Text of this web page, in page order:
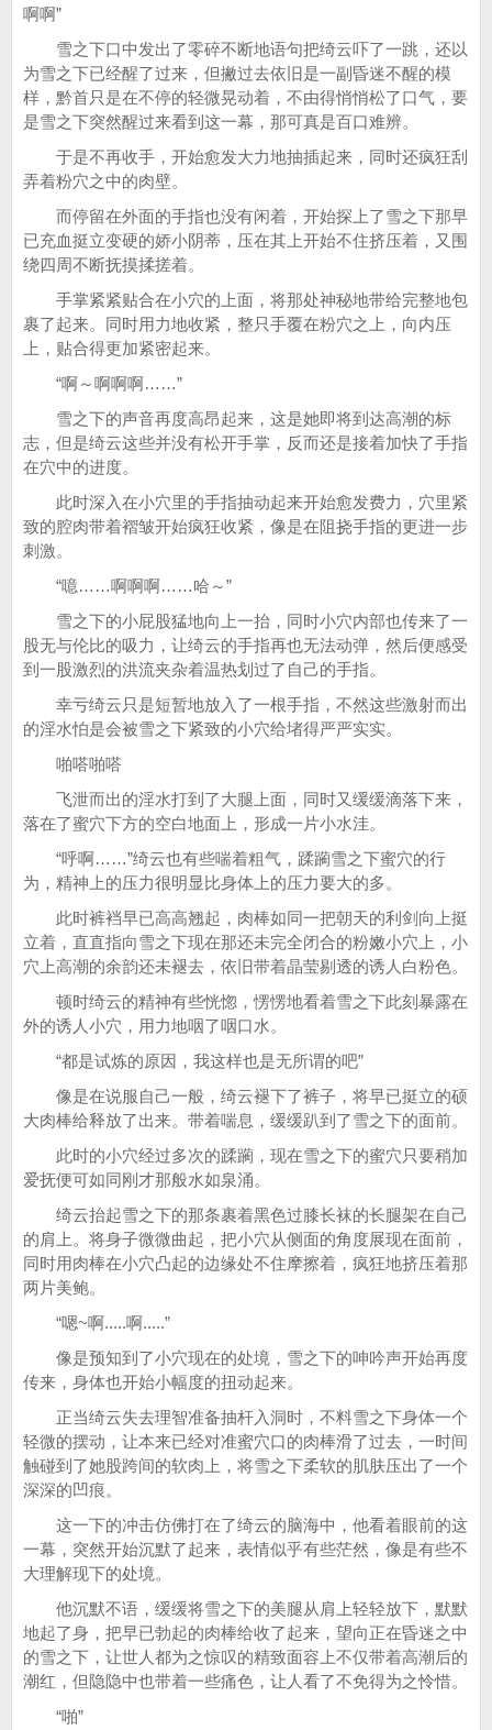
啊啊”
雪之下口中发出了零碎不断地语句把绮云吓了一跳，还以
为雪之下已经醒了过来，但撇过去依旧是一副昏迷不醒的模
样，黔首只是在不停的轻微晃动着，不由得悄悄松了口气，要
是雪之下突然醒过来看到这一幕，那可真是百口难辨。
于是不再收手，开始愈发大力地抽插起来，同时还疯狂刮
弄着粉穴之中的肉壁。
而停留在外面的手指也没有闲着，开始探上了雪之下那早
已充血挺立变硬的娇小阴蒂，压在其上开始不住挤压着，又围
绕四周不断抚摸揉搓着。
手掌紧紧贴合在小穴的上面，将那处神秘地带给完整地包
裹了起来。同时用力地收紧，整只手覆在粉穴之上，向内压
上，贴合得更加紧密起来。
“啊～啊啊啊……”
雪之下的声音再度高昂起来，这是她即将到达高潮的标
志，但是绮云这些并没有松开手掌，反而还是接着加快了手指
在穴中的进度。
此时深入在小穴里的手指抽动起来开始愈发费力，穴里紧
致的腔肉带着褶皱开始疯狂收紧，像是在阻挠手指的更进一步
刺激。
“噫……啊啊啊……哈～”
雪之下的小屁股猛地向上一抬，同时小穴内部也传来了一
股无与伦比的吸力，让绮云的手指再也无法动弹，然后便感受
到一股激烈的洪流夹杂着温热划过了自己的手指。
幸亏绮云只是短暂地放入了一根手指，不然这些激射而出
的淫水怕是会被雪之下紧致的小穴给堵得严严实实。
啪嗒啪嗒
飞泄而出的淫水打到了大腿上面，同时又缓缓滴落下来，
落在了蜜穴下方的空白地面上，形成一片小水洼。
“呼啊……”绮云也有些喘着粗气，蹂躏雪之下蜜穴的行
为，精神上的压力很明显比身体上的压力要大的多。
此时裤裆早已高高翘起，肉棒如同一把朝天的利剑向上挺
立着，直直指向雪之下现在那还未完全闭合的粉嫩小穴上，小
穴上高潮的余韵还未褪去，依旧带着晶莹剔透的诱人白粉色。
顿时绮云的精神有些恍惚，愣愣地看着雪之下此刻暴露在
外的诱人小穴，用力地咽了咽口水。
“都是试炼的原因，我这样也是无所谓的吧”
像是在说服自己一般，绮云褪下了裤子，将早已挺立的硕
大肉棒给释放了出来。带着喘息，缓缓趴到了雪之下的面前。
此时的小穴经过多次的蹂躏，现在雪之下的蜜穴只要稍加
爱抚便可如同刚才那般水如泉涌。
绮云抬起雪之下的那条裹着黑色过膝长袜的长腿架在自己
的肩上。将身子微微曲起，把小穴从侧面的角度展现在面前，
同时用肉棒在小穴凸起的边缘处不住摩擦着，疯狂地挤压着那
两片美鲍。
“嗯~啊.....啊.....”
像是预知到了小穴现在的处境，雪之下的呻吟声开始再度
传来，身体也开始小幅度的扭动起来。
正当绮云失去理智准备抽杆入洞时，不料雪之下身体一个
轻微的摆动，让本来已经对准蜜穴口的肉棒滑了过去，一时间
触碰到了她股跨间的软肉上，将雪之下柔软的肌肤压出了一个
深深的凹痕。
这一下的冲击仿佛打在了绮云的脑海中，他看着眼前的这
一幕，突然开始沉默了起来，表情似乎有些茫然，像是有些不
大理解现下的处境。
他沉默不语，缓缓将雪之下的美腿从肩上轻轻放下，默默
地起了身，把早已勃起的肉棒给收了起来，望向正在昏迷之中
的雪之下，让世人都为之惊叹的精致面容上不仅带着高潮后的
潮红，但隐隐中也带着一些痛色，让人看了不免得为之怜惜。
“啪”